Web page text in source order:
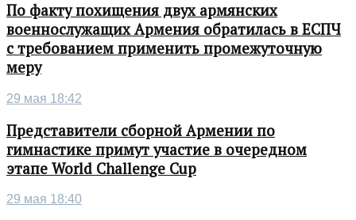
По факту похищения двух армянских
военнослужащих Армения обратилась в ЕСПЧ
с требованием применить промежуточную
меру
29 мая 18:42
Представители сборной Армении по
гимнастике примут участие в очередном
этапе World Challenge Cup
29 мая 18:40